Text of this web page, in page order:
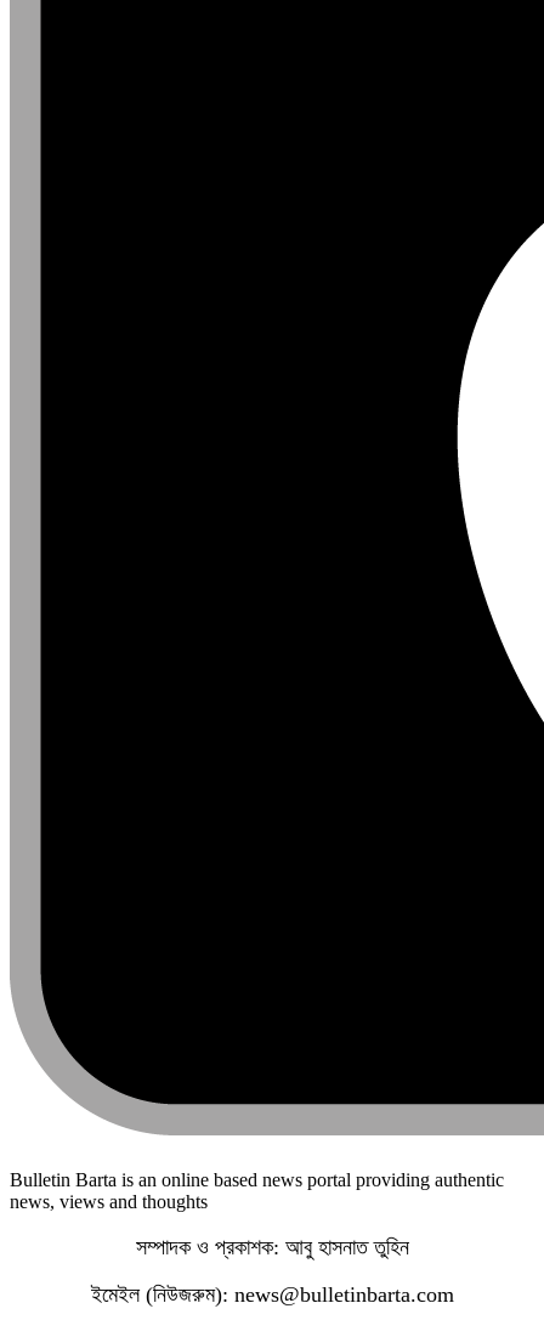
Bulletin Barta is an online based news portal providing authentic
news, views and thoughts
সম্পাদক ও প্রকাশক: আবু হাসনাত তুহিন
ইমেইল (নিউজরুম): news@bulletinbarta.com